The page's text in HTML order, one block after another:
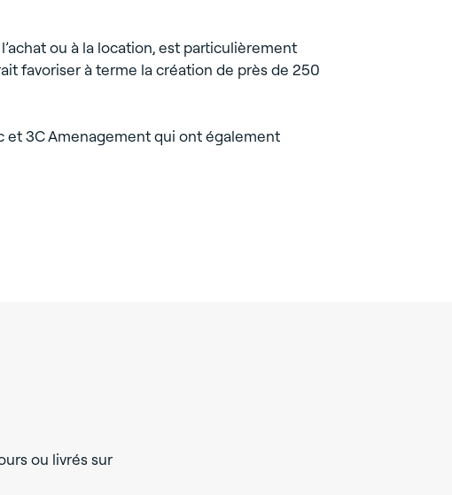
ou à la location, est particulièrement
favoriser à terme la création de près de 250
et 3C Amenagement qui ont également
ou livrés sur